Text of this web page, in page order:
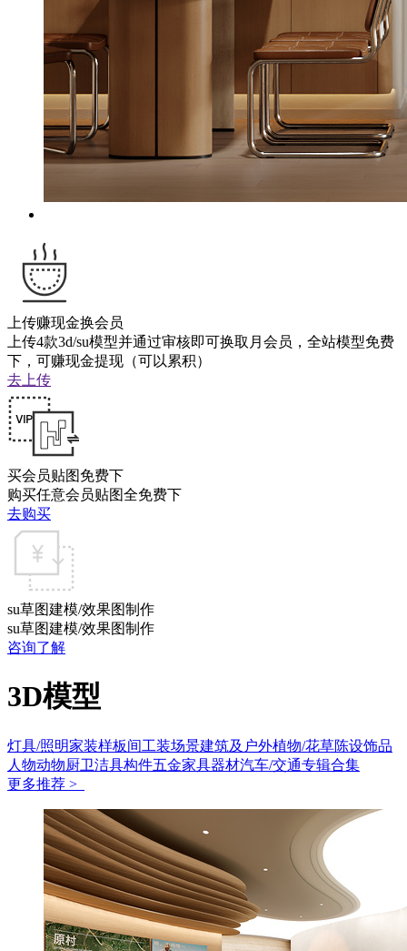
上传赚现金换会员
上传4款3d/su模型并通过审核即可换取月会员，全站模型免费
下，可赚现金提现（可以累积）
去上传
买会员贴图免费下
购买任意会员贴图全免费下
去购买
su草图建模/效果图制作
su草图建模/效果图制作
咨询了解
3D模型
灯具/照明家装样板间工装场景建筑及户外植物/花草陈设饰品
人物动物厨卫洁具构件五金家具器材汽车/交通专辑合集
更多推荐 >